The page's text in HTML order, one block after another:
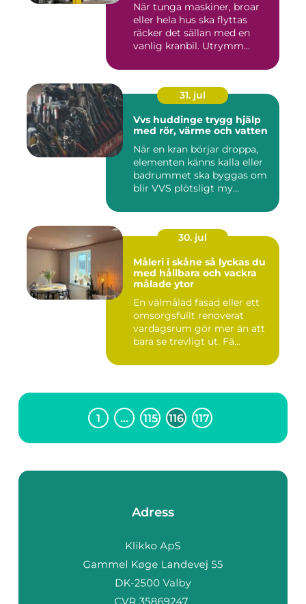
När tunga maskiner, broar
eller hela hus ska flyttas
räcker det sällan med en
vanlig kranbil. Utrymm...
31. jul
Vvs huddinge trygg hjälp
med rör, värme och vatten
När en kran börjar droppa,
elementen känns kalla eller
badrummet ska byggas om
blir VVS plötsligt my...
30. jul
Måleri i skåne så lyckas du
med hållbara och vackra
målade ytor
En välmålad fasad eller ett
omsorgsfullt renoverat
vardagsrum gör mer än att
bara se trevligt ut. Fä...
1 … 115 116 117
Adress